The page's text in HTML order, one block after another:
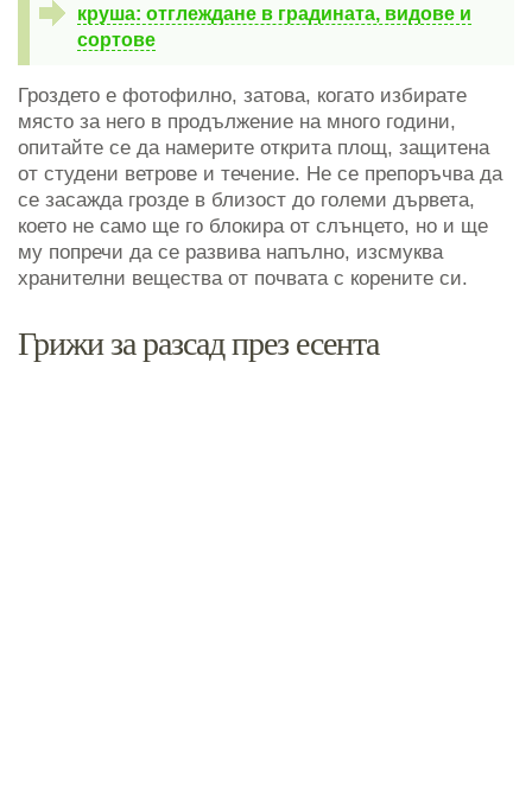
круша: отглеждане в градината, видове и
сортове
Гроздето е фотофилно, затова, когато избирате
място за него в продължение на много години,
опитайте се да намерите открита площ, защитена
от студени ветрове и течение. Не се препоръчва да
се засажда грозде в близост до големи дървета,
което не само ще го блокира от слънцето, но и ще
му попречи да се развива напълно, изсмуква
хранителни вещества от почвата с корените си.
Грижи за разсад през есента